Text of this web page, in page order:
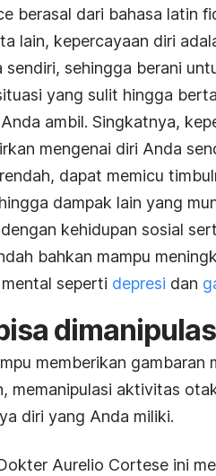
berasal dari bahasa latin
lain, kepercayaan diri
sehingga berani
yang sulit hingga
ambil. Singkatnya,
mengenai diri Anda
dapat memicu
dampak lain yang
kehidupan sosial
bahkan mampu
seperti depresi dan
memberikan gambaran
memanipulasi aktivitas
diri yang Anda miliki.
Aurelio Cortese ini